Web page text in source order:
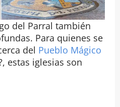
del Parral también
Para quienes se
del Pueblo Mágico
estas iglesias son